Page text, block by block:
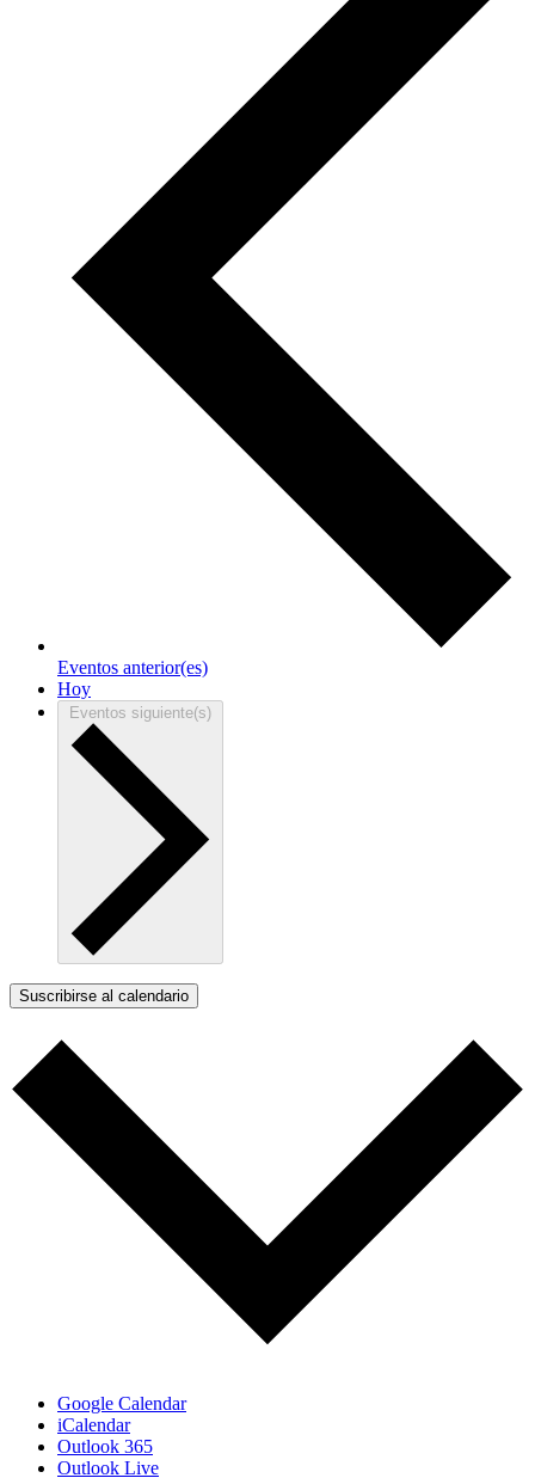
Eventos anterior(es)
Hoy
Eventos siguiente(s)
Suscribirse al calendario
Google Calendar
iCalendar
Outlook 365
Outlook Live